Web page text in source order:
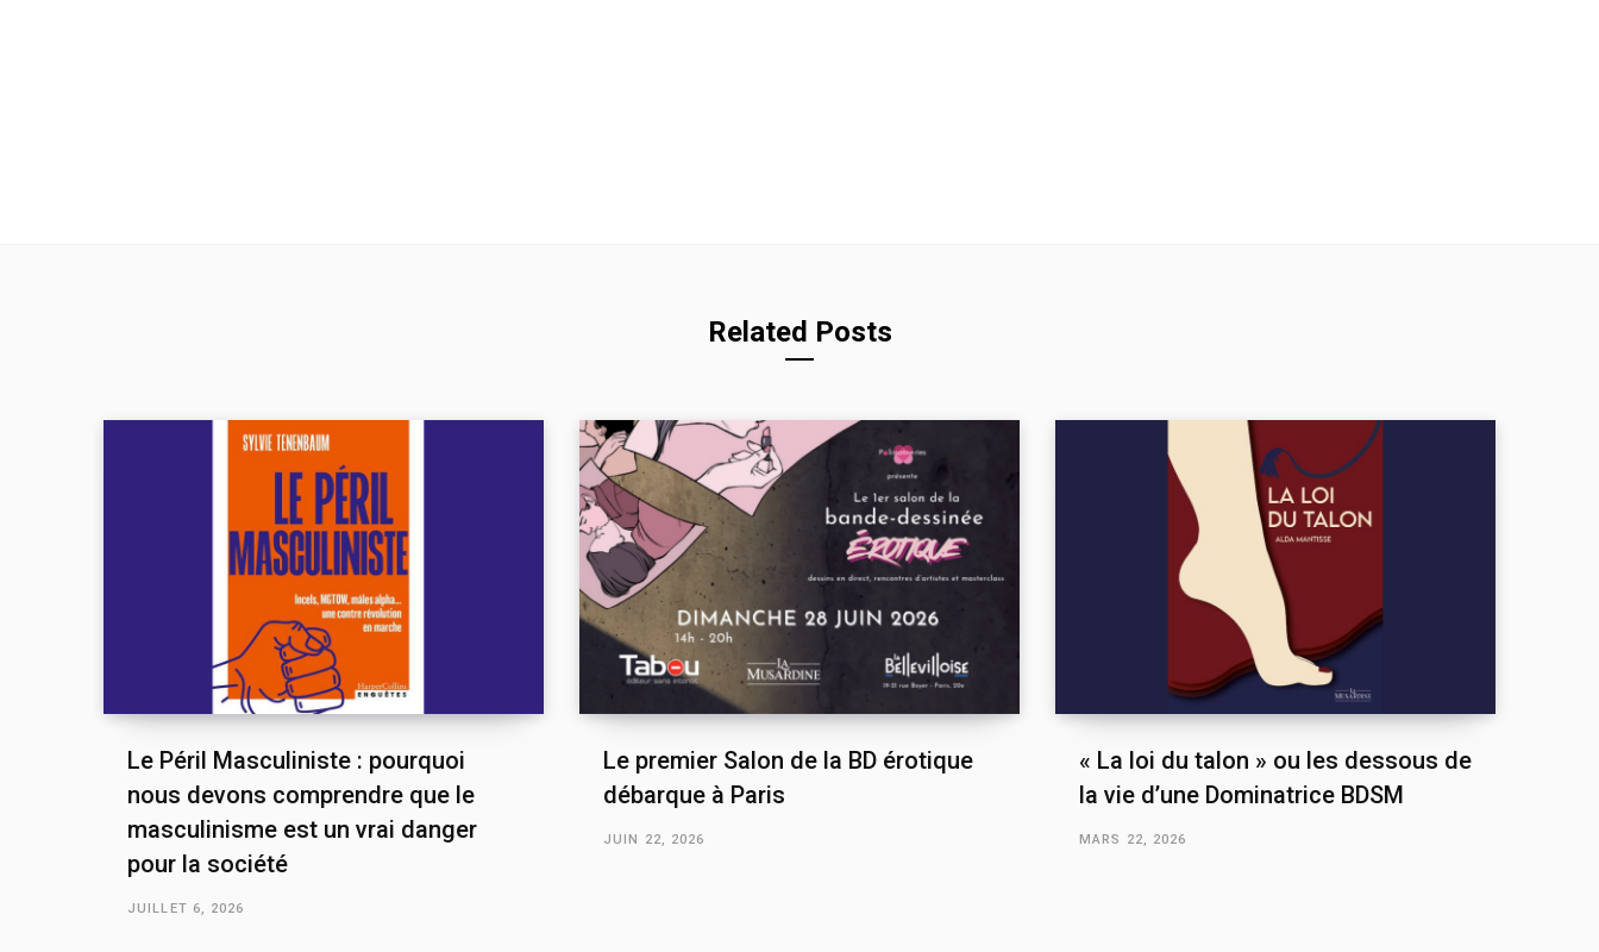
Related Posts
Le Péril Masculiniste : pourquoi
nous devons comprendre que le
masculinisme est un vrai danger
pour la société
JUILLET 6, 2026
Le premier Salon de la BD érotique
débarque à Paris
JUIN 22, 2026
« La loi du talon » ou les dessous de
la vie d’une Dominatrice BDSM
MARS 22, 2026